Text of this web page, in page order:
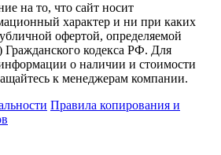
на то, что сайт носит
характер и ни при каких
офертой, определяемой
кодекса РФ. Для
о наличии и стоимости
к менеджерам компании.
Правила копирования и